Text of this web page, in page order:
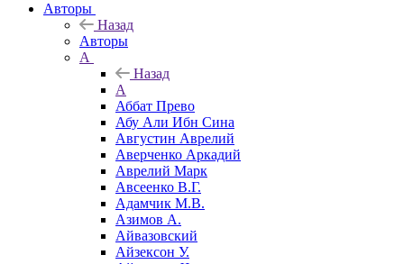
Авторы
Назад
Авторы
А
Назад
А
Аббат Прево
Абу Али Ибн Сина
Августин Аврелий
Аверченко Аркадий
Аврелий Марк
Авсеенко В.Г.
Адамчик М.В.
Азимов А.
Айвазовский
Айзексон У.